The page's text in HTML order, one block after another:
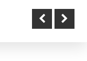
små nitter